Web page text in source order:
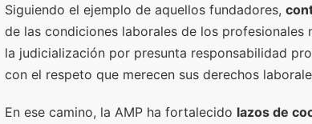
Siguiendo el ejemplo de aquellos fundadores,
de las condiciones laborales de los
la judicialización por presunta responsabilidad
con el respeto que merecen sus derechos
En ese camino, la AMP ha fortalecido lazos de